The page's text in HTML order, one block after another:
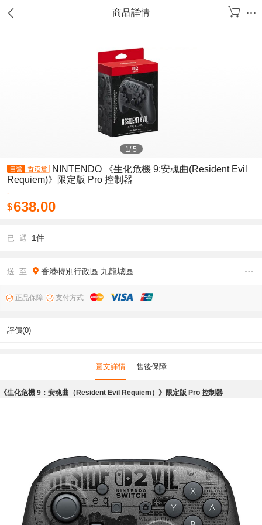
商品詳情
1/5
NINTENDO 《生化危機 9:安魂曲(Resident Evil
Requiem)》限定版 Pro 控制器
-
$638.00
已 選 1件
送 至 香港特別行政區 九龍城區
正品保障 支付方式
評價(0)
圖文詳情 售後保障
《生化危機 9：安魂曲（Resident Evil Requiem）》限定版 Pro 控制器